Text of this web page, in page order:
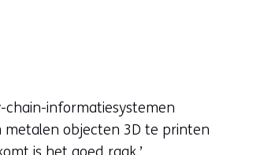
chain-informatiesystemen
metalen objecten 3D te printen